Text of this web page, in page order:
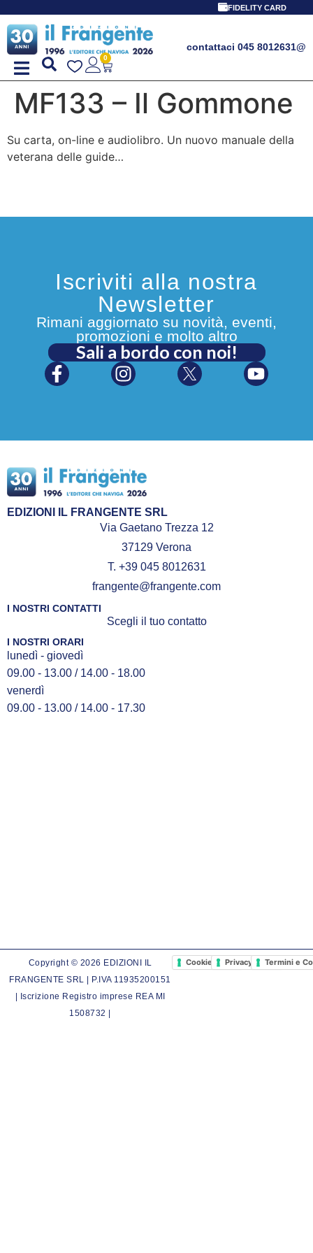
FIDELITY CARD
contattaci 045 8012631@
0
MF133 – Il Gommone
Su carta, on-line e audiolibro. Un nuovo manuale della
veterana delle guide…
Iscriviti alla nostra
Newsletter
Rimani aggiornato su novità, eventi,
promozioni e molto altro
Sali a bordo con noi!
EDIZIONI IL FRANGENTE SRL
Via Gaetano Trezza 12
37129 Verona
T. +39 045 8012631
frangente@frangente.com
I NOSTRI CONTATTI
Scegli il tuo contatto
I NOSTRI ORARI
lunedì - giovedì
09.00 - 13.00 / 14.00 - 18.00
venerdì
09.00 - 13.00 / 14.00 - 17.30
Copyright © 2026 EDIZIONI IL
FRANGENTE SRL | P.IVA 11935200151
| Iscrizione Registro imprese REA MI
1508732 |
Cookie PolicyPrivacy PolicyTermini e